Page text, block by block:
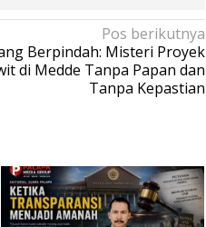
Pos berikutnya
Berpindah: Misteri Proyek
di Medde Tanpa Papan dan
Tanpa Kepastian